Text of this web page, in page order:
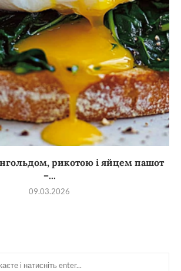
рикотою і яйцем пашот
–...
09.03.2026